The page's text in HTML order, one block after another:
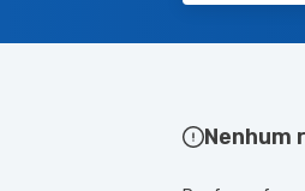
Nenhum